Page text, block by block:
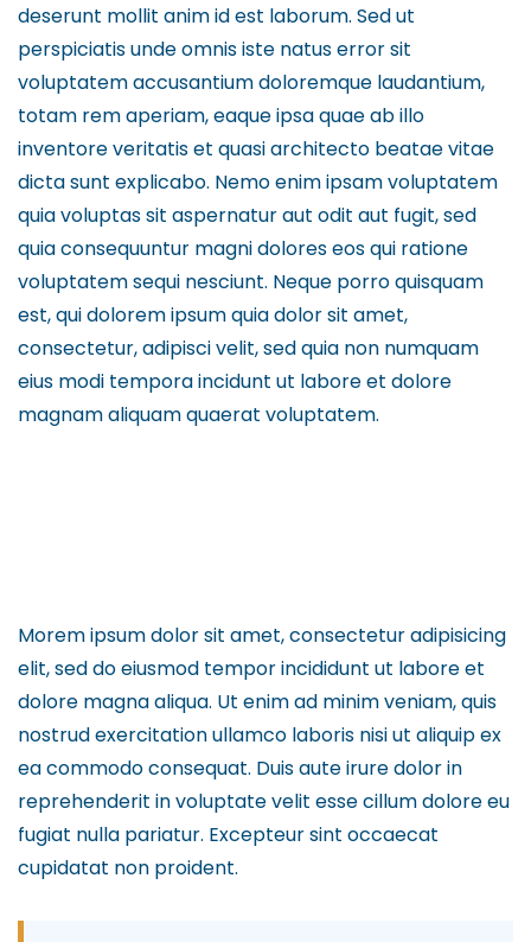
deserunt mollit anim id est laborum. Sed ut
perspiciatis unde omnis iste natus error sit
voluptatem accusantium doloremque laudantium,
totam rem aperiam, eaque ipsa quae ab illo
inventore veritatis et quasi architecto beatae vitae
dicta sunt explicabo. Nemo enim ipsam voluptatem
quia voluptas sit aspernatur aut odit aut fugit, sed
quia consequuntur magni dolores eos qui ratione
voluptatem sequi nesciunt. Neque porro quisquam
est, qui dolorem ipsum quia dolor sit amet,
consectetur, adipisci velit, sed quia non numquam
eius modi tempora incidunt ut labore et dolore
magnam aliquam quaerat voluptatem.
Morem ipsum dolor sit amet, consectetur adipisicing
elit, sed do eiusmod tempor incididunt ut labore et
dolore magna aliqua. Ut enim ad minim veniam, quis
nostrud exercitation ullamco laboris nisi ut aliquip ex
ea commodo consequat. Duis aute irure dolor in
reprehenderit in voluptate velit esse cillum dolore eu
fugiat nulla pariatur. Excepteur sint occaecat
cupidatat non proident.